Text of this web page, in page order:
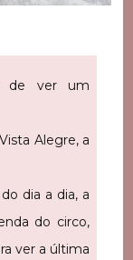
de ver um
Alegre, a
dia a dia, a
do circo,
ver a última